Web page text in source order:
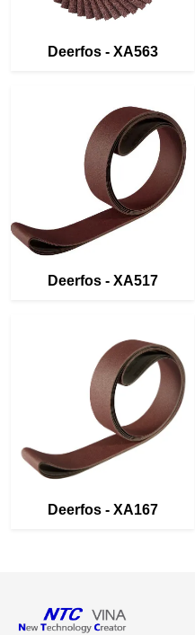
Deerfos - XA563
Deerfos - XA517
Deerfos - XA167